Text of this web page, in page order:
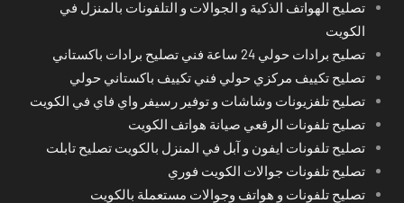
تصليح الهواتف الذكية و الجوالات و التلفونات بالمنزل في
الكويت
تصليح برادات حولي 24 ساعة فني تصليح برادات باكستاني
تصليح تكييف مركزي حولي فني تكييف باكستاني حولي
تصليح تلفزيونات وشاشات و توفير رسيفر واي فاي في الكويت
تصليح تلفونات الرقعي صيانة هواتف الكويت
تصليح تلفونات ايفون و آبل في المنزل بالكويت تصليح تابلت
تصليح تلفونات جوالات الكويت فوري
تصليح تلفونات و هواتف وجوالات مستعملة بالكويت